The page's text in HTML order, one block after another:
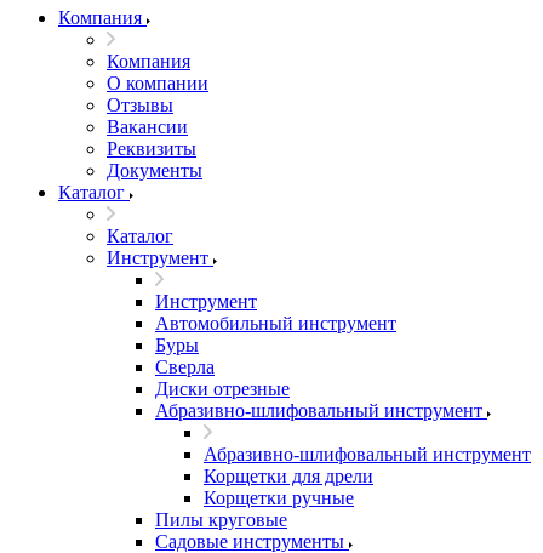
Компания
Компания
О компании
Отзывы
Вакансии
Реквизиты
Документы
Каталог
Каталог
Инструмент
Инструмент
Автомобильный инструмент
Буры
Сверла
Диски отрезные
Абразивно-шлифовальный инструмент
Абразивно-шлифовальный инструмент
Корщетки для дрели
Корщетки ручные
Пилы круговые
Садовые инструменты